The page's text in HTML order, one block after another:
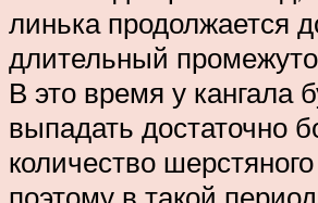
линька продолжается
длительный
В это время у кангала
выпадать достаточно
количество